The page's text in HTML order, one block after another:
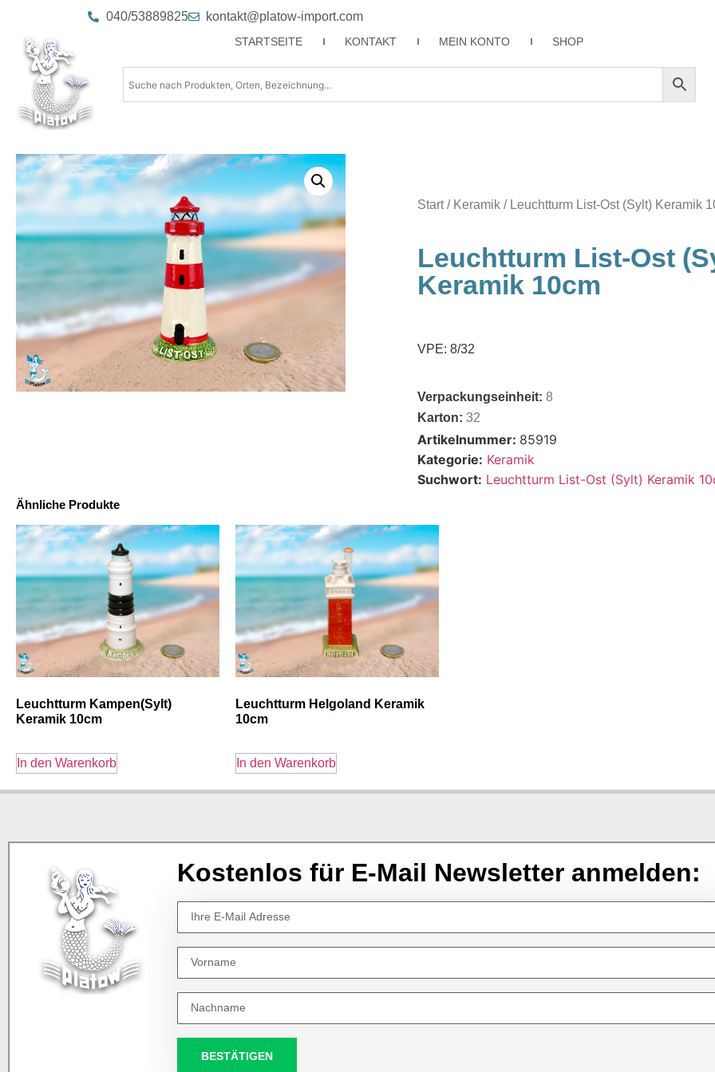
040/53889825 kontakt@platow-import.com
STARTSEITE KONTAKT MEIN KONTO SHOP
Start/ Keramik / Leuchtturm List-Ost (Sylt) Keramik
Leuchtturm List-Ost
Keramik 10cm
VPE: 8/32
Verpackungseinheit:8
Karton:32
Artikelnummer: 85919
Kategorie: Keramik
Suchwort: Leuchtturm List-Ost (Sylt) Keramik
Ähnliche Produkte
Leuchtturm Kampen(Sylt)
Keramik 10cm
In den Warenkorb
Leuchtturm Helgoland Keramik
10cm
In den Warenkorb
Kostenlos für E-Mail Newsletter anmelden:
BESTÄTIGEN